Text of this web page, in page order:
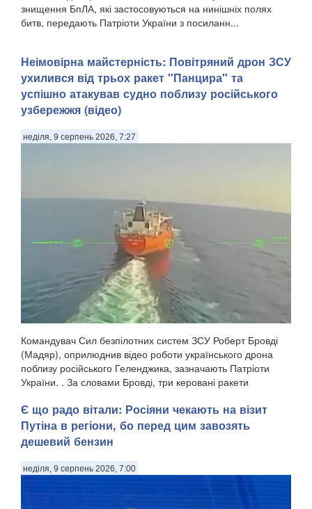
знищення БпЛА, які застосовуються на нинішніх полях
битв, передають Патріоти України з посиланн...
Неімовірна майстерність: Повітряний дрон ЗСУ
ухилився від трьох ракет "Панцира" та
успішно атакував судно поблизу російського
узбережжя (відео)
неділя, 9 серпень 2026, 7:27
Командувач Сил безпілотних систем ЗСУ Роберт Бровді
(Мадяр), оприлюднив відео роботи українського дрона
поблизу російського Геленджика, зазначають Патріоти
України. . За словами Бровді, три керовані ракети
Є що радо вітали: Росіяни чекають на візит
Путіна в регіони, бо перед цим завозять
дешевий бензин
неділя, 9 серпень 2026, 7:00